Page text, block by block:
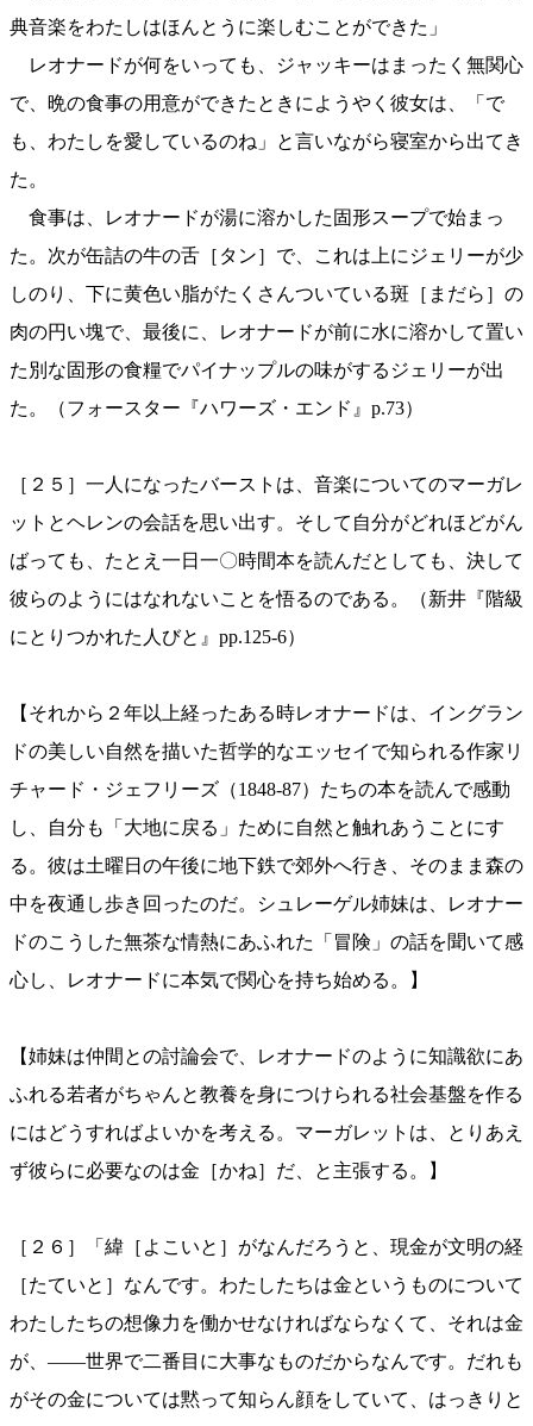
典音楽をわたしはほんとうに楽しむことができた」
レオナードが何をいっても、ジャッキーはまったく無関心
で、晩の食事の用意ができたときにようやく彼女は、「で
も、わたしを愛しているのね」と言いながら寝室から出てき
た。
食事は、レオナードが湯に溶かした固形スープで始まっ
た。次が缶詰の牛の舌［タン］で、これは上にジェリーが少
しのり、下に黄色い脂がたくさんついている斑［まだら］の
肉の円い塊で、最後に、レオナードが前に水に溶かして置い
た別な固形の食糧でパイナップルの味がするジェリーが出
た。（フォースター『ハワーズ・エンド』p.73）
［２５］一人になったバーストは、音楽についてのマーガレ
ットとヘレンの会話を思い出す。そして自分がどれほどがん
ばっても、たとえ一日一〇時間本を読んだとしても、決して
彼らのようにはなれないことを悟るのである。（新井『階級
にとりつかれた人びと』pp.125-6）
【それから２年以上経ったある時レオナードは、イングラン
ドの美しい自然を描いた哲学的なエッセイで知られる作家リ
チャード・ジェフリーズ（1848-87）たちの本を読んで感動
し、自分も「大地に戻る」ために自然と触れあうことにす
る。彼は土曜日の午後に地下鉄で郊外へ行き、そのまま森の
中を夜通し歩き回ったのだ。シュレーゲル姉妹は、レオナー
ドのこうした無茶な情熱にあふれた「冒険」の話を聞いて感
心し、レオナードに本気で関心を持ち始める。】
【姉妹は仲間との討論会で、レオナードのように知識欲にあ
ふれる若者がちゃんと教養を身につけられる社会基盤を作る
にはどうすればよいかを考える。マーガレットは、とりあえ
ず彼らに必要なのは金［かね］だ、と主張する。】
［２６］「緯［よこいと］がなんだろうと、現金が文明の経
［たていと］なんです。わたしたちは金というものについて
わたしたちの想像力を働かせなければならなくて、それは金
が、——世界で二番目に大事なものだからなんです。だれも
がその金については黙って知らん顔をしていて、はっきりと